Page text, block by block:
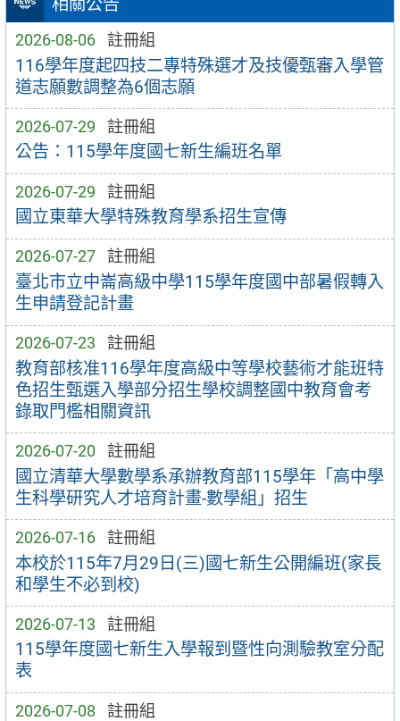
2026-08-06 註冊組
116學年度起四技二專特殊選才及技優甄審入學管
道志願數調整為6個志願
2026-07-29 註冊組
公告：115學年度國七新生編班名單
2026-07-29 註冊組
國立東華大學特殊教育學系招生宣傳
2026-07-27 註冊組
臺北市立中崙高級中學115學年度國中部暑假轉入
生申請登記計畫
2026-07-23 註冊組
教育部核准116學年度高級中等學校藝術才能班特
色招生甄選入學部分招生學校調整國中教育會考
錄取門檻相關資訊
2026-07-20 註冊組
國立清華大學數學系承辦教育部115學年「高中學
生科學研究人才培育計畫-數學組」招生
2026-07-16 註冊組
本校於115年7月29日(三)國七新生公開編班(家長
和學生不必到校)
2026-07-13 註冊組
115學年度國七新生入學報到暨性向測驗教室分配
表
2026-07-08 註冊組